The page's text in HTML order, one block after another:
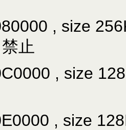
, size
止
, size
, size